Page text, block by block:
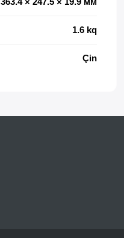
1.6 kq
Çin